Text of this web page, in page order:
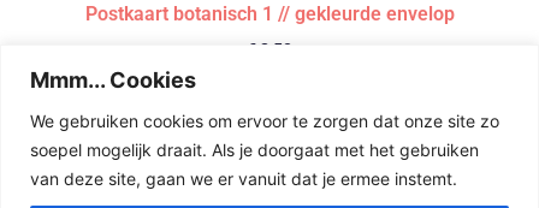
Mmm... Cookies
We gebruiken cookies om ervoor te zorgen dat onze site zo
soepel mogelijk draait. Als je doorgaat met het gebruiken
van deze site, gaan we er vanuit dat je ermee instemt.
Postkaart botanisch 1 // gekleurde envelop
€ 2,50
Toevoegen aan winkelwagen